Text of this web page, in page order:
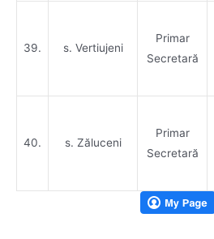
39. s. Vertiujeni
Primar
Secretară
40. s. Zăluceni
Primar
Secretară